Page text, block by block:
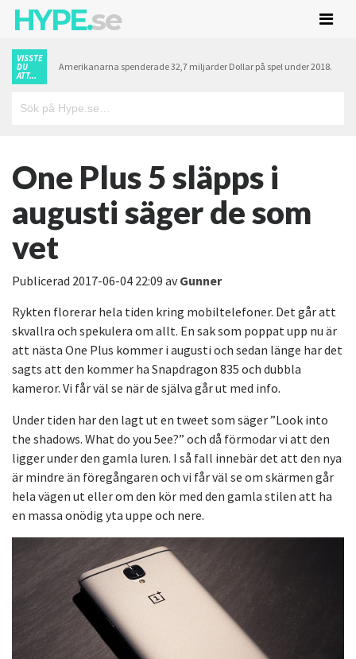
HYPE.se
VISSTE
DU
ATT...
Amerikanarna spenderade 32,7 miljarder Dollar på spel under 2018.
One Plus 5 släpps i
augusti säger de som
vet
Publicerad 2017-06-04 22:09 avGunner
Rykten florerar hela tiden kring mobiltelefoner. Det går att
skvallra och spekulera om allt. En sak som poppat upp nu är
att nästa One Plus kommer i augusti och sedan länge har det
sagts att den kommer ha Snapdragon 835 och dubbla
kameror. Vi får väl se när de själva går ut med info.
Under tiden har den lagt ut en tweet som säger ”Look into
the shadows. What do you 5ee?” och då förmodar vi att den
ligger under den gamla luren. I så fall innebär det att den nya
är mindre än föregångaren och vi får väl se om skärmen går
hela vägen ut eller om den kör med den gamla stilen att ha
en massa onödig yta uppe och nere.